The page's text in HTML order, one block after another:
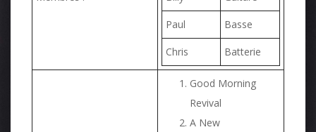
Paul Basse
Chris Batterie
Good Morning
Revival
A New